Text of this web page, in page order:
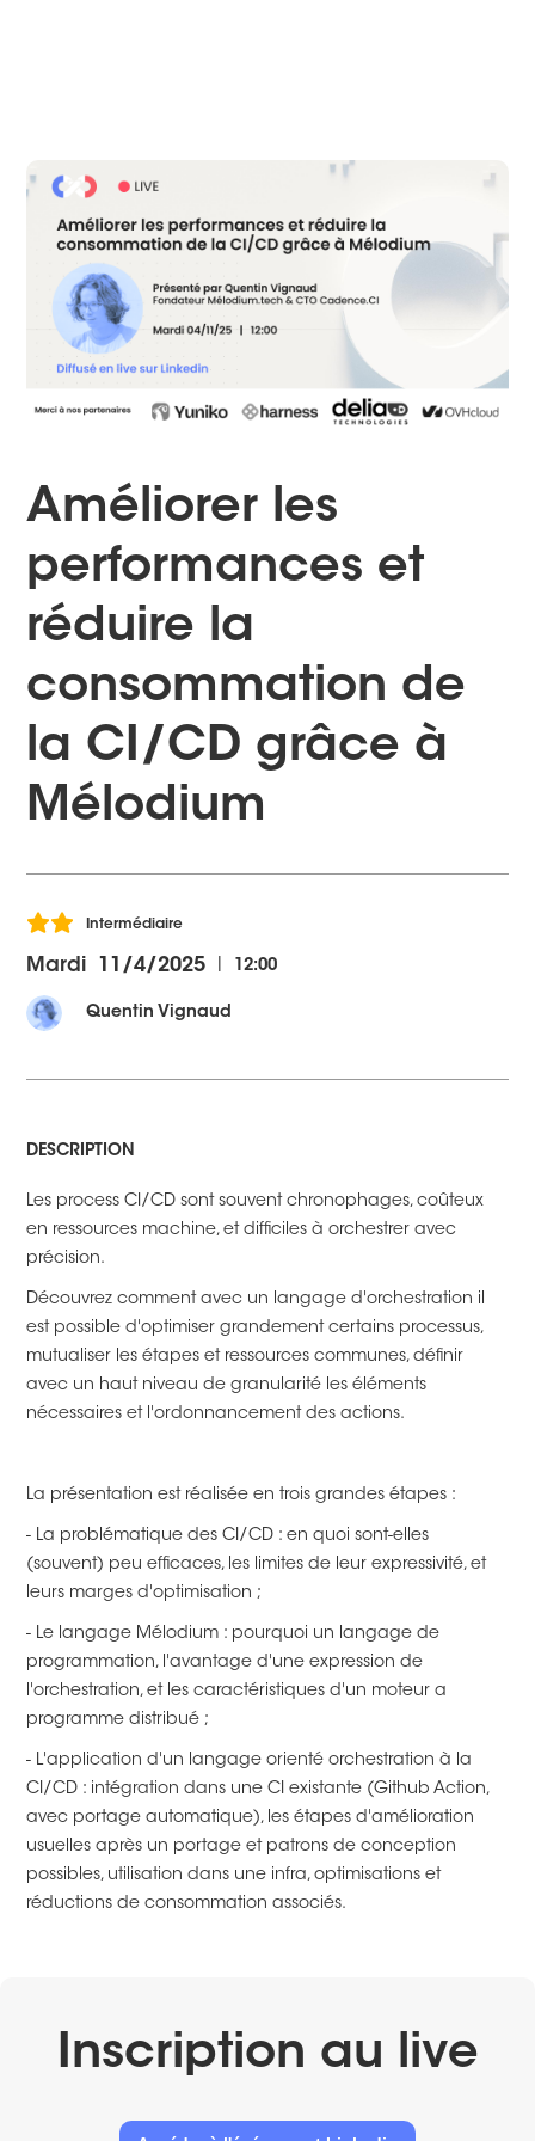
Améliorer les
performances et
réduire la
consommation de
la CI/CD grâce à
Mélodium
Intermédiaire
Mardi 11/4/2025 | 12:00
Quentin Vignaud
DESCRIPTION
Les process CI/CD sont souvent chronophages, coûteux
en ressources machine, et difficiles à orchestrer avec
précision.
Découvrez comment avec un langage d'orchestration il
est possible d'optimiser grandement certains processus,
mutualiser les étapes et ressources communes, définir
avec un haut niveau de granularité les éléments
nécessaires et l'ordonnancement des actions.
La présentation est réalisée en trois grandes étapes :
- La problématique des CI/CD : en quoi sont-elles
(souvent) peu efficaces, les limites de leur expressivité, et
leurs marges d'optimisation ;
- Le langage Mélodium : pourquoi un langage de
programmation, l'avantage d'une expression de
l'orchestration, et les caractéristiques d'un moteur a
programme distribué ;
- L'application d'un langage orienté orchestration à la
CI/CD : intégration dans une CI existante (Github Action,
avec portage automatique), les étapes d'amélioration
usuelles après un portage et patrons de conception
possibles, utilisation dans une infra, optimisations et
réductions de consommation associés.
Inscription au live